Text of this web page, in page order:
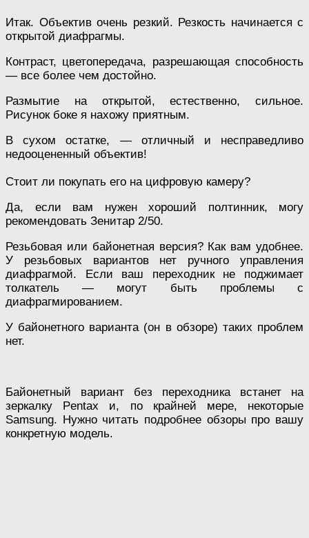
Итак. Объектив очень резкий. Резкость начинается с
открытой диафрагмы.
Контраст, цветопередача, разрешающая способность
— все более чем достойно.
Размытие на открытой, естественно, сильное.
Рисунок боке я нахожу приятным.
В сухом остатке, — отличный и несправедливо
недооцененный объектив!
Стоит ли покупать его на цифровую камеру?
Да, если вам нужен хороший полтинник, могу
рекомендовать Зенитар 2/50.
Резьбовая или байонетная версия? Как вам удобнее.
У резьбовых вариантов нет ручного управления
диафрагмой. Если ваш переходник не поджимает
толкатель — могут быть проблемы с
диафрагмированием.
У байонетного варианта (он в обзоре) таких проблем
нет.
Байонетный вариант без переходника встанет на
зеркалку Pentax и, по крайней мере, некоторые
Samsung. Нужно читать подробнее обзоры про вашу
конкретную модель.